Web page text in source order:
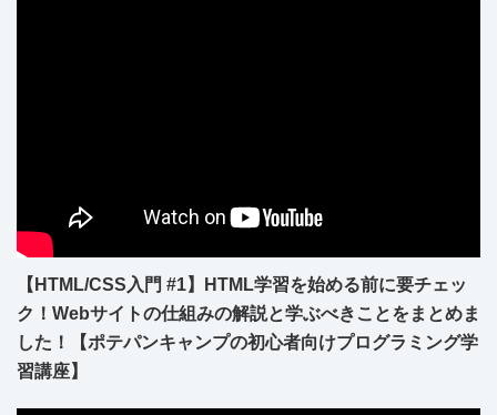
【HTML/CSS入門 #1】HTML学習を始める前に要チェッ
ク！Webサイトの仕組みの解説と学ぶべきことをまとめま
した！【ポテパンキャンプの初心者向けプログラミング学
習講座】